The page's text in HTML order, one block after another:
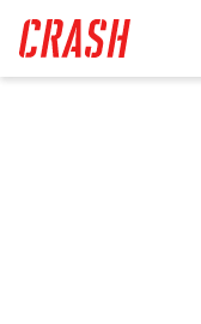
main
content